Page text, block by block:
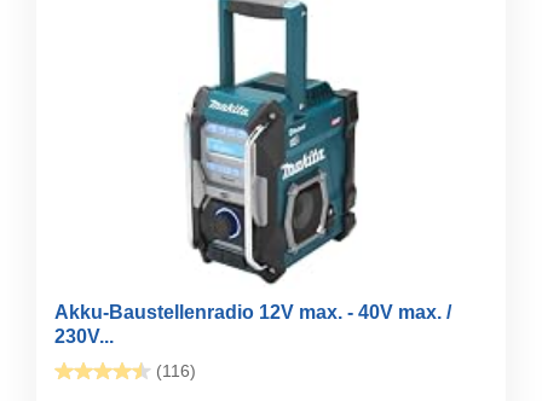
Akku-Baustellenradio 12V max. - 40V max. /
230V...
(116)